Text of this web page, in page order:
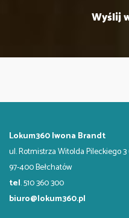
Lokum360 Iwona Brandt
ul. Rotmistrza Witolda Pileckiego
97-400 Bełchatów
tel. 510 360 300
biuro@lokum360.pl